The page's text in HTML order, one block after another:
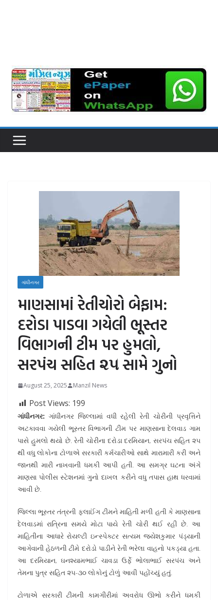
ગાંધીનગર
માણસામાં રેતીચોરો બેફામ:
દરોડા પાડવા ગયેલી ભૂસ્તર
વિભાગની ટીમ પર હુમલો,
સરપંચ સહિત ૨૫ સામે ગુનો
August 25, 2025 Manzil News
Post Views: 199
ગાંધીનગર: ગાંધીનગર જિલ્લામાં વધી રહેલી રેતી ચોરીની પ્રવૃત્તિને
અટકાવવા ગયેલી ભૂસ્તર વિભાગની ટીમ પર માણસાના દેલવાડ ગામ
પાસે હુમલો થયો છે. રેતી ચોરીના દરોડા દરમિયાન, સરપંચ સહિત ૨૫
થી વધુ લોકોના ટોળાએ સરકારી કર્મચારીઓ સાથે મારામારી કરી અને
જાનથી મારી નાખવાની ધમકી આપી હતી. આ સમગ્ર ઘટના અંગે
માણસા પોલીસ સ્ટેશનમાં ગુનો દાખલ કરીને વધુ તપાસ હાથ ધરવામાં
આવી છે.
જિલ્લા ભૂસ્તર તંત્રની ફ્લાઈંગ ટીમને માહિતી મળી હતી કે માણસાના
દેલવાડમાં રાત્રિના સમયે મોટા પાયે રેતી ચોરી થઈ રહી છે. આ
માહિતીના આધારે રોયલ્ટી ઇન્સ્પેક્ટર સત્યમ જયેશકુમાર પંડ્યાની
આગેવાની હેઠળની ટીમે દરોડો પાડીને રેતી ભરેલા વાહનો પકડ્યા હતા.
આ દરમિયાન, ઘનશ્યામભાઈ ચાવડા ઉર્ફે ભોલાભાઈ સરપંચ અને
તેમના પુત્ર સહિત ૨૫-૩૦ લોકોનું ટોળું આવી પહોંચ્યું હતું.
ટોળાએ સરકારી ટીમની કામગીરીમાં અવરોધ ઊભો કરીને ધમકી